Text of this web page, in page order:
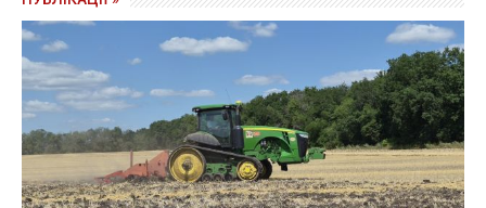
державного утворення за межами України.
Корінними народами України, які сформувались на
території Кримського півострова, є кримські татари,
караїми, кримчаки.
Згідно із положеннями законодавчого акта, корінні
народи України та їх представники мають право,